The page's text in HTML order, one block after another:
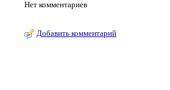
Нет комментариев
Добавить комментарий